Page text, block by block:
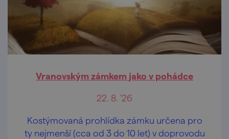
Vranovským zámkem jako v pohádce
22. 8. '26
Kostýmovaná prohlídka zámku určena pro
ty nejmenší (cca od 3 do 10 let) v doprovodu